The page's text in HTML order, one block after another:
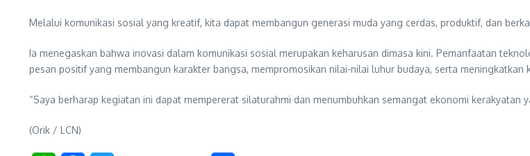
Melalui komunikasi sosial yang kreatif, kita dapat membangun generasi muda yang cerdas, produktif, dan
Ia menegaskan bahwa inovasi dalam komunikasi sosial merupakan keharusan dimasa kini. Pemanfaatan
pesan positif yang membangun karakter bangsa, mempromosikan nilai-nilai luhur budaya, serta meningkatkan
“Saya berharap kegiatan ini dapat mempererat silaturahmi dan menumbuhkan semangat ekonomi
(Orik / LCN)